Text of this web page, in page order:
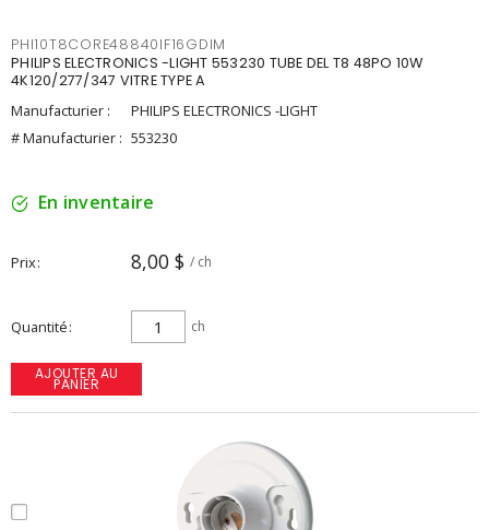
PHI10T8CORE48840IF16GDIM
PHILIPS ELECTRONICS -LIGHT 553230 TUBE DEL T8 48PO 10W
4K120/277/347 VITRE TYPE A
Manufacturier :
PHILIPS ELECTRONICS -LIGHT
# Manufacturier : 553230
En inventaire
Prix 8,00 $ / ch
Quantité ch
AJOUTER AU
PANIER